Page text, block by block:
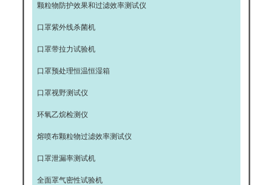
颗粒物防护效果和过滤效率测试仪
口罩紫外线杀菌机
口罩带拉力试验机
口罩预处理恒温恒湿箱
口罩视野测试仪
环氧乙烷检测仪
熔喷布颗粒物过滤效率测试仪
口罩泄漏率测试机
全面罩气密性试验机